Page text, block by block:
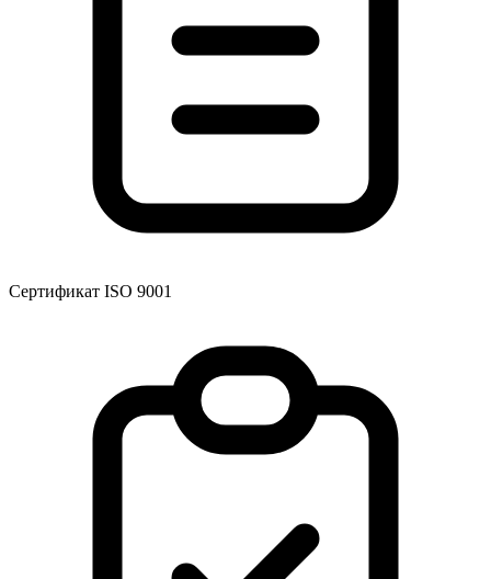
Сертификат ISO 9001